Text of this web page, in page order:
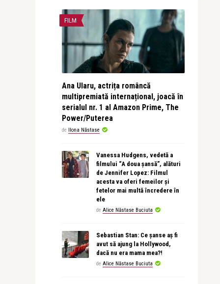
FILM
Ana Ularu, actrița româncă
multipremiată internațional, joacă în
serialul nr. 1 al Amazon Prime, The
Power/Puterea
de Ilona Năstase
Vanessa Hudgens, vedetă a
filmului “A doua șansă”, alături
de Jennifer Lopez: Filmul
acesta va oferi femeilor și
fetelor mai multă încredere în
ele
de Alice Năstase Buciuta
Sebastian Stan: Ce șanse aș fi
avut să ajung la Hollywood,
dacă nu era mama mea?!
de Alice Năstase Buciuta